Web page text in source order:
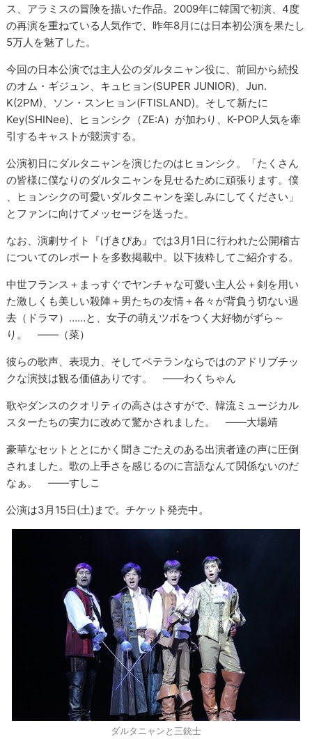
ス、アラミスの冒険を描いた作品。2009年に韓国で初演、4度
の再演を重ねている人気作で、昨年8月には日本初公演を果たし
5万人を魅了した。
今回の日本公演では主人公のダルタニャン役に、前回から続投
のオム・ギジュン、キュヒョン(SUPER JUNIOR)、Jun.
K(2PM)、ソン・スンヒョン(FTISLAND)。そして新たに
Key(SHINee)、ヒョンシク（ZE:A）が加わり、K-POP人気を牽
引するキャストが競演する。
公演初日にダルタニャンを演じたのはヒョンシク。「たくさん
の皆様に僕なりのダルタニャンを見せるために頑張ります。僕
、ヒョンシクの可愛いダルタニャンを楽しみにしてください」
とファンに向けてメッセージを送った。
なお、演劇サイト『げきぴあ』では3月1日に行われた公開稽古
についてのレポートを多数掲載中。以下抜粋してご紹介する。
中世フランス＋まっすぐでヤンチャな可愛い主人公＋剣を用い
た激しくも美しい殺陣＋男たちの友情＋各々が背負う切ない過
去（ドラマ）……と、女子の萌えツボをつく大好物がずら～
り。 ――（菜）
彼らの歌声、表現力、そしてベテランならではのアドリブチッ
クな演技は観る価値ありです。 ――わくちゃん
歌やダンスのクオリティの高さはさすがで、韓流ミュージカル
スターたちの実力に改めて驚かされました。 ――大場靖
豪華なセットととにかく聞きごたえのある出演者達の声に圧倒
されました。歌の上手さを感じるのに言語なんて関係ないのだ
なぁ。 ――すしこ
公演は3月15日(土)まで。チケット発売中。
ダルタニャンと三銃士